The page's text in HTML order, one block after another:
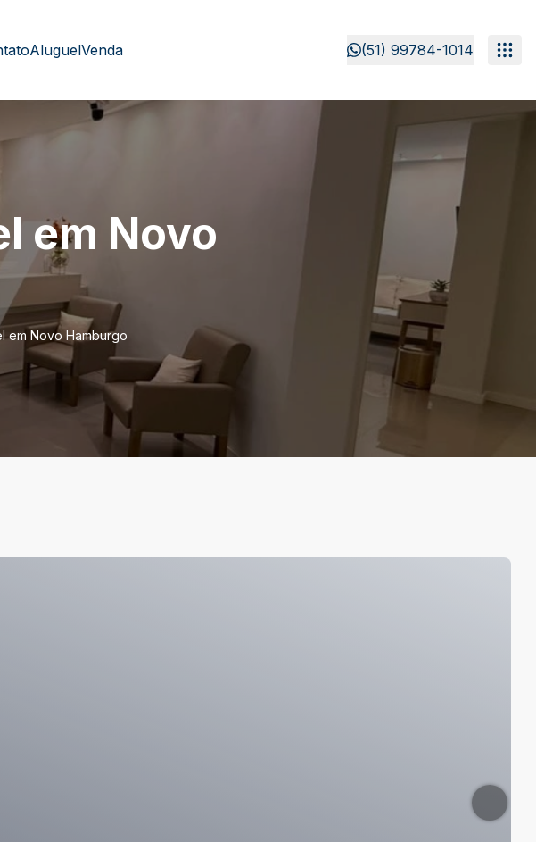
AluguelVenda (51) 99784-1014
em Novo
em Novo Hamburgo